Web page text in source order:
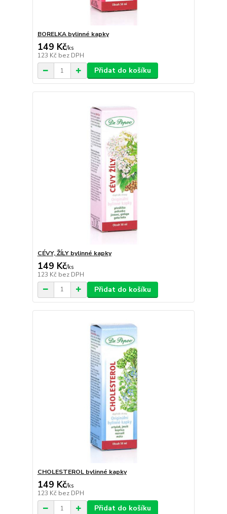
BORELKA bylinné kapky
149 Kč/ks
123 Kč bez DPH
Přidat do košíku
CÉVY, ŽÍLY bylinné kapky
149 Kč/ks
123 Kč bez DPH
Přidat do košíku
CHOLESTEROL bylinné kapky
149 Kč/ks
123 Kč bez DPH
Přidat do košíku